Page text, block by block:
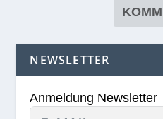
NEWSLETTER
Anmeldung Newsletter